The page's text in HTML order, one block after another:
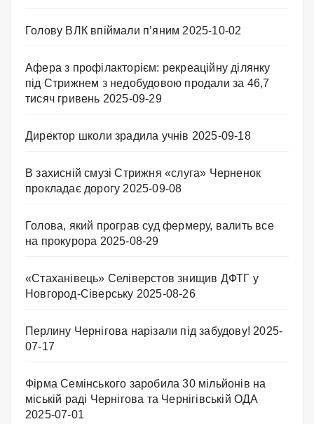
Голову ВЛК впіймали п’яним 2025-10-02
Афера з профілакторієм: рекреаційну ділянку
під Стрижнем з недобудовою продали за 46,7
тисяч гривень 2025-09-29
Директор школи зрадила учнів 2025-09-18
В захисній смузі Стрижня «слуга» Черненок
прокладає дорогу 2025-09-08
Голова, який програв суд фермеру, валить все
на прокурора 2025-08-29
«Стаханівець» Селіверстов знищив ДФТГ у
Новгород-Сіверську 2025-08-26
Перлину Чернігова нарізали під забудову! 2025-
07-17
Фірма Семінського заробила 30 мільйонів на
міській раді Чернігова та Чернігівській ОДА
2025-07-01